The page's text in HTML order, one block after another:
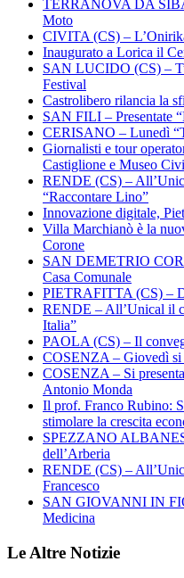
TERRANOVA DA
Moto
CIVITA (CS) –
Inaugurato a Lorica il
SAN LUCIDO (CS) –
Festival
Castrolibero rilancia la
SAN FILI – Presentate
CERISANO – Lunedì
Giornalisti e tour
Castiglione e Museo
RENDE (CS) –
“Raccontare Lino”
Innovazione digitale,
Villa Marchianò è la
Corone
SAN DEMETRIO
Casa Comunale
PIETRAFITTA (CS) –
RENDE – All’Unical il
Italia”
PAOLA (CS) – Il
COSENZA – Giovedì si
COSENZA – Si
Antonio Monda
Il prof. Franco Rubino:
stimolare la crescita
SPEZZANO
dell’Arberia
RENDE (CS) –
Francesco
SAN GIOVANNI IN
Medicina
Le Altre Notizie